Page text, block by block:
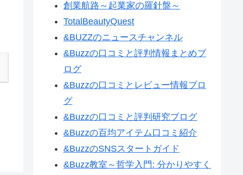
創業航路～起業家の羅針盤～
TotalBeautyQuest
&BUZZのニュースチャンネル
&Buzzの口コミと評判情報まとめブ
ログ
&Buzzの口コミとレビュー情報ブロ
グ
&Buzzの口コミと評判研究ブログ
&Buzzの百均アイテム口コミ紹介
&BuzzのSNSスタートガイド
&Buzz教室～哲学入門: 分かりやすく